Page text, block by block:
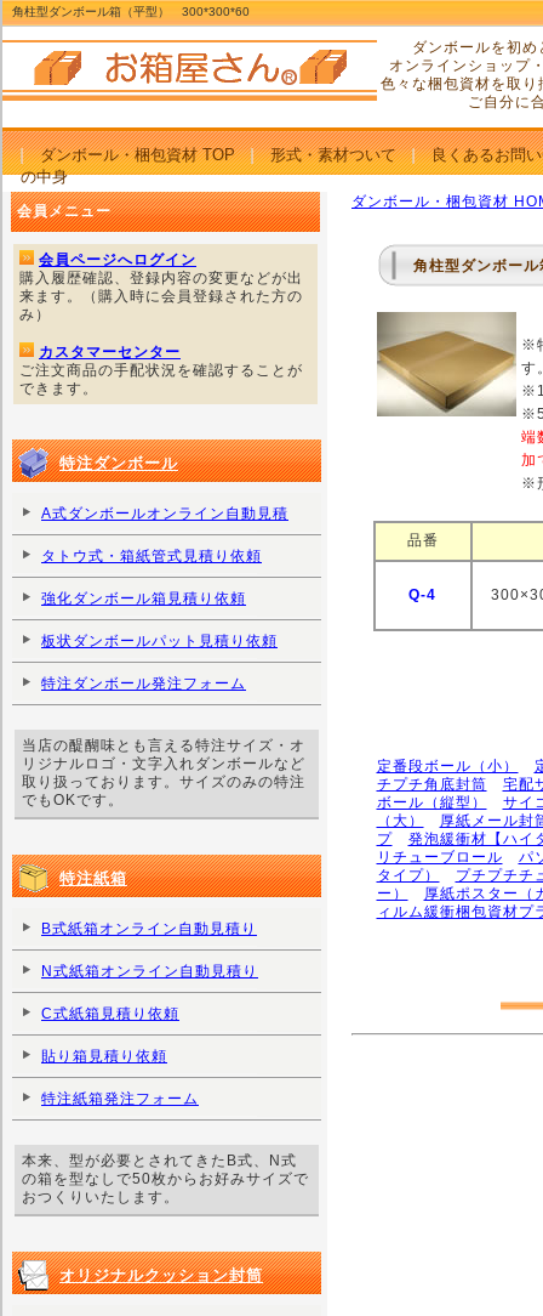
角柱型ダンボール箱（平型） 300*300*60
ダンボールを初
オンラインショップ
色々な梱包資材を取
ご自分に
ダンボール・梱包資材 TOP 形式・素材ついて
良くあるお問
の中身
ダンボール・梱包資材
角柱型ダンボー
※
す
※1
端
加
※
品番
Q-4
定番段ボール（小）
チプチ角底封筒
宅配
ボール（縦型）
サイ
（大）
厚紙メール封
プ
発泡緩衝材【ハイ
リチューブロール
パ
タイプ）
プチプチチ
ー）
厚紙ポスター（
ィルム緩衝梱包資材プ
会員メニュー
会員ページへログイン
購入履歴確認、登録内容の変更などが出
来ます。（購入時に会員登録された方の
み）
カスタマーセンター
ご注文商品の手配状況を確認することが
できます。
特注ダンボール
A式ダンボールオンライン自動見積
タトウ式・箱紙管式見積り依頼
強化ダンボール箱見積り依頼
板状ダンボールパット見積り依頼
特注ダンボール発注フォーム
当店の醍醐味とも言える特注サイズ・オ
リジナルロゴ・文字入れダンボールなど
取り扱っております。サイズのみの特注
でもOKです。
特注紙箱
B式紙箱オンライン自動見積り
N式紙箱オンライン自動見積り
C式紙箱見積り依頼
貼り箱見積り依頼
特注紙箱発注フォーム
本来、型が必要とされてきたB式、N式
の箱を型なしで50枚からお好みサイズで
おつくりいたします。
オリジナルクッション封筒